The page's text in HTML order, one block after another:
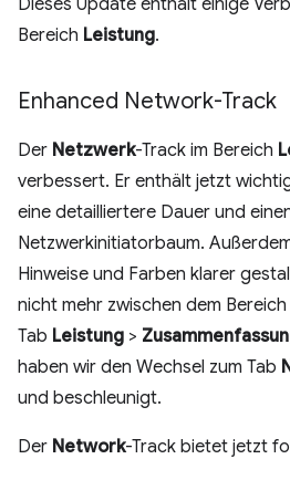
Bereich Leistung.
Enhanced Network-Track
Der Netzwerk-Track im Bereich
verbessert. Er enthält jetzt
eine detailliertere Dauer und
Netzwerkinitiatorbaum.
Hinweise und Farben klarer
nicht mehr zwischen dem Bereich
Tab Leistung >
haben wir den Wechsel zum Tab
und beschleunigt.
Der Network-Track bietet jetzt